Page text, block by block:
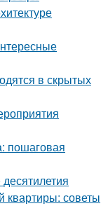
в скрытых
пошаговая
квартиры: советы